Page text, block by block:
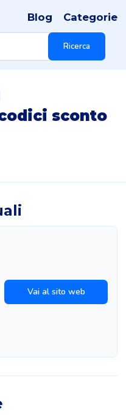
Ricerca
Blog Categorie
sconto
Vai al sito web